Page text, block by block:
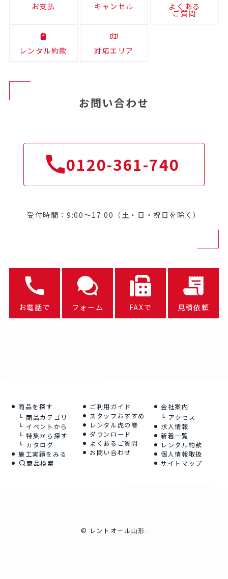
お支払 キャンセル よくある
ご質問
レンタル約款 対応エリア
お問い合わせ
0120-361-740
受付時間：9:00～17:00（土・日・祝日を除く）
お電話で フォーム FAXで 見積依頼
商品を探す
商品カテゴリ
イベントから
特集から探す
カタログ
施工実績をみる
商品検索
ご利用ガイド
スタッフおすすめ
レンタル虎の巻
ダウンロード
よくあるご質問
お問い合わせ
会社案内
アクセス
求人情報
新着一覧
レンタル約款
個人情報取扱
サイトマップ
© レントオール山形.